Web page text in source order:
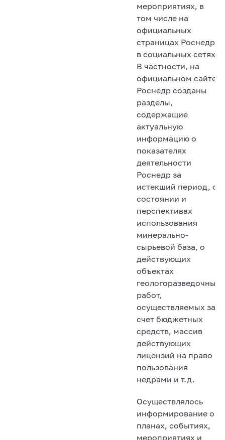
мероприятиях, в
том числе на
официальных
страницах Роснедр
в социальных сетях.
В частности, на
официальном сайте
Роснедр созданы
разделы,
содержащие
актуальную
информацию о
показателях
деятельности
Роснедр за
истекший период, о
состоянии и
перспективах
использования
минерально-
сырьевой база, о
действующих
объектах
геологоразведочных
работ,
осуществляемых за
счет бюджетных
средств, массив
действующих
лицензий на право
пользования
недрами и т.д.
Осуществлялось
информирование о
планах, событиях,
мероприятиях и